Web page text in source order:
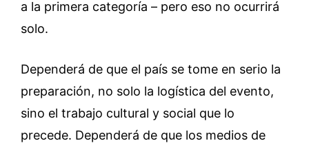
a la primera categoría – pero eso no ocurrirá
solo.
Dependerá de que el país se tome en serio la
preparación, no solo la logística del evento,
sino el trabajo cultural y social que lo
precede. Dependerá de que los medios de